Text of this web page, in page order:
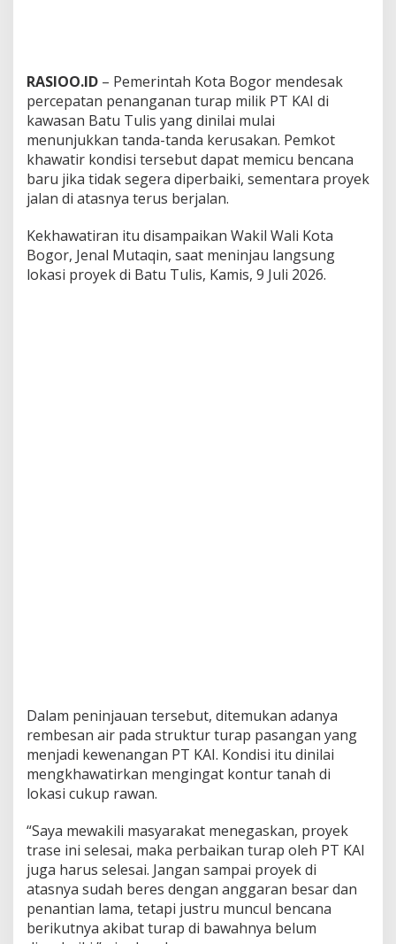
RASIOO.ID – Pemerintah Kota Bogor mendesak
percepatan penanganan turap milik PT KAI di
kawasan Batu Tulis yang dinilai mulai
menunjukkan tanda-tanda kerusakan. Pemkot
khawatir kondisi tersebut dapat memicu bencana
baru jika tidak segera diperbaiki, sementara proyek
jalan di atasnya terus berjalan.
Kekhawatiran itu disampaikan Wakil Wali Kota
Bogor, Jenal Mutaqin, saat meninjau langsung
lokasi proyek di Batu Tulis, Kamis, 9 Juli 2026.
Dalam peninjauan tersebut, ditemukan adanya
rembesan air pada struktur turap pasangan yang
menjadi kewenangan PT KAI. Kondisi itu dinilai
mengkhawatirkan mengingat kontur tanah di
lokasi cukup rawan.
“Saya mewakili masyarakat menegaskan, proyek
trase ini selesai, maka perbaikan turap oleh PT KAI
juga harus selesai. Jangan sampai proyek di
atasnya sudah beres dengan anggaran besar dan
penantian lama, tetapi justru muncul bencana
berikutnya akibat turap di bawahnya belum